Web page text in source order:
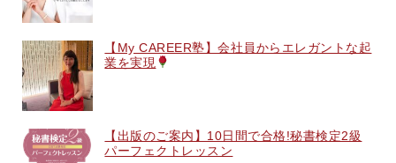
【My CAREER塾】会社員からエレガントな起
業を実現
【出版のご案内】10日間で合格!秘書検定2級
パーフェクトレッスン